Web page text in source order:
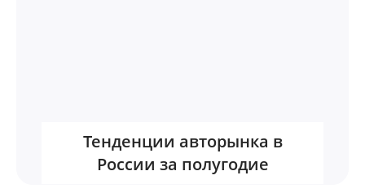
Тенденции авторынка в
России за полугодие